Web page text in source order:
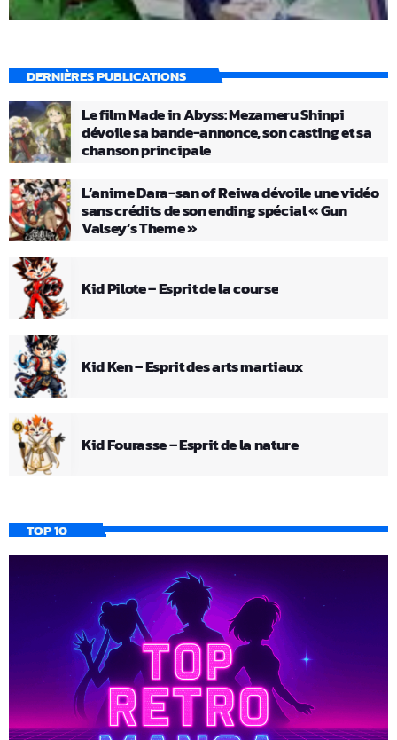
DERNIÈRES PUBLICATIONS
Le film Made in Abyss: Mezameru Shinpi
dévoile sa bande-annonce, son casting et sa
chanson principale
L’anime Dara-san of Reiwa dévoile une vidéo
sans crédits de son ending spécial « Gun
Valsey’s Theme »
Kid Pilote – Esprit de la course
Kid Ken – Esprit des arts martiaux
Kid Fourasse – Esprit de la nature
TOP 10